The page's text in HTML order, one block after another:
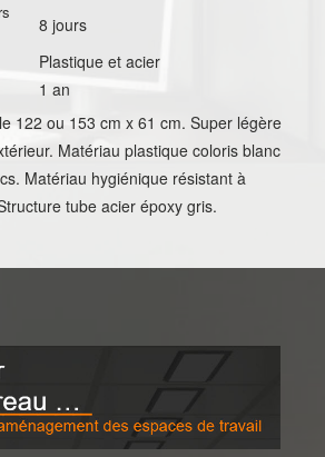
8 jours
Plastique et acier
1 an
122 ou 153 cm x 61 cm. Super légère
Matériau plastique coloris blanc
Matériau hygiénique résistant à
tube acier époxy gris.